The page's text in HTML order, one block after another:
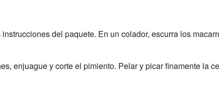
del paquete. En un colador, escurra los
enjuague y corte el pimiento. Pelar y picar finamente la